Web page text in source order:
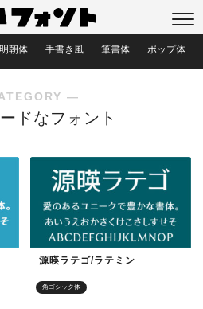
明朝体 手書き風 筆書体 ポップ体
―
ドなフォント
角ゴシック体
源暎ラテゴ/ラテミン